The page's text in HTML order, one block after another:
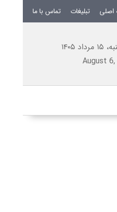
تبلیغات تماس با ما
۱۴۰۵
August